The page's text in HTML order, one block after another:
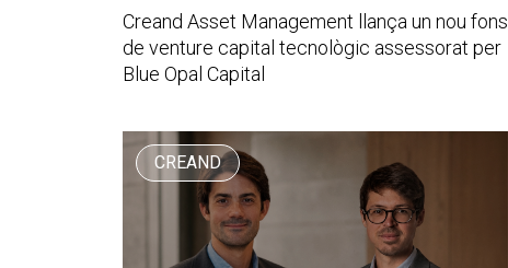
Creand Asset Management llança un nou fons
de venture capital tecnològic assessorat per
Blue Opal Capital
CREAND